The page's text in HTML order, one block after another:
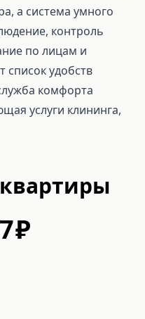
а система умного
контроль
по лицам и
удобств
комфорта
услуги клининга,
₽